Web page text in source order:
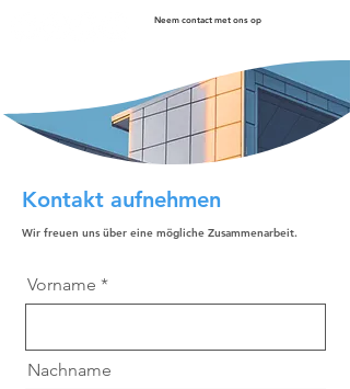
Neem contact met ons op
Kontakt aufnehmen
Wir freuen uns über eine mögliche Zusammenarbeit.
Vorname
Nachname